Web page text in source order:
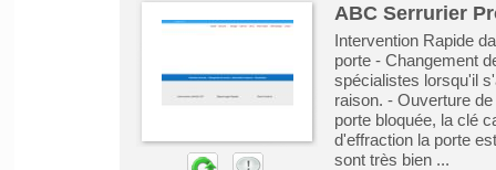
ABC Serrurier
Intervention Rapide
porte - Changement
spécialistes lorsqu'il
raison. - Ouverture
porte bloquée, la clé
d'effraction la porte
sont très bien ...